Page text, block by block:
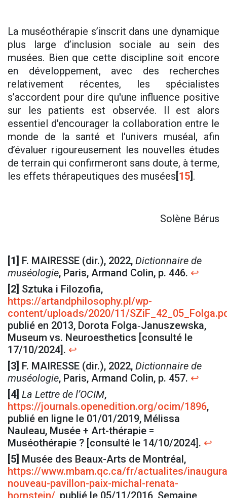
La muséothérapie s’inscrit dans une dynamique
plus large d’inclusion sociale au sein des
musées. Bien que cette discipline soit encore
en développement, avec des recherches
relativement récentes, les spécialistes
s’accordent pour dire qu'une influence positive
sur les patients est observée. Il est alors
essentiel d'encourager la collaboration entre le
monde de la santé et l'univers muséal, afin
d’évaluer rigoureusement les nouvelles études
de terrain qui confirmeront sans doute, à terme,
les effets thérapeutiques des musées[15] .
Solène Bérus
[1] F. MAIRESSE (dir.), 2022, Dictionnaire de
muséologie, Paris, Armand Colin, p. 446. ↩
[2] Sztuka i Filozofia,
https://artandphilosophy.pl/wp-
content/uploads/2020/11/
publié en 2013, Dorota Folga‑Januszewska,
Museum vs. Neuroesthetics [consulté le
17/10/2024]. ↩
[3] F. MAIRESSE (dir.), 2022, Dictionnaire de
muséologie, Paris, Armand Colin, p. 457. ↩
[4] La Lettre de l’OCIM,
https://journals.openedition.org/ocim/1896,
publié en ligne le 01/01/2019, Mélissa
Nauleau, Musée + Art-thérapie =
Muséothérapie ? [consulté le 14/10/2024]. ↩
[5] Musée des Beaux-Arts de Montréal,
https://www.mbam.qc.ca/fr/actualites/
nouveau-pavillon-paix-michal-renata-